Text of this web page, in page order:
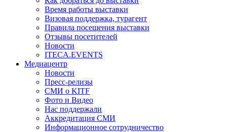
Время работы выставки
Визовая поддержка, турагент
Правила посещения выставки
Отзывы посетителей
Новости
ITECA.EVENTS
Медиацентр
Новости
Пресс-релизы
СМИ о KITF
Фото и Видео
Нас поддержали
Аккредитация СМИ
Информационное сотрудничество